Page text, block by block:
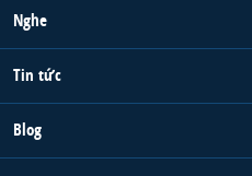
Nghe
Tin tức
Blog